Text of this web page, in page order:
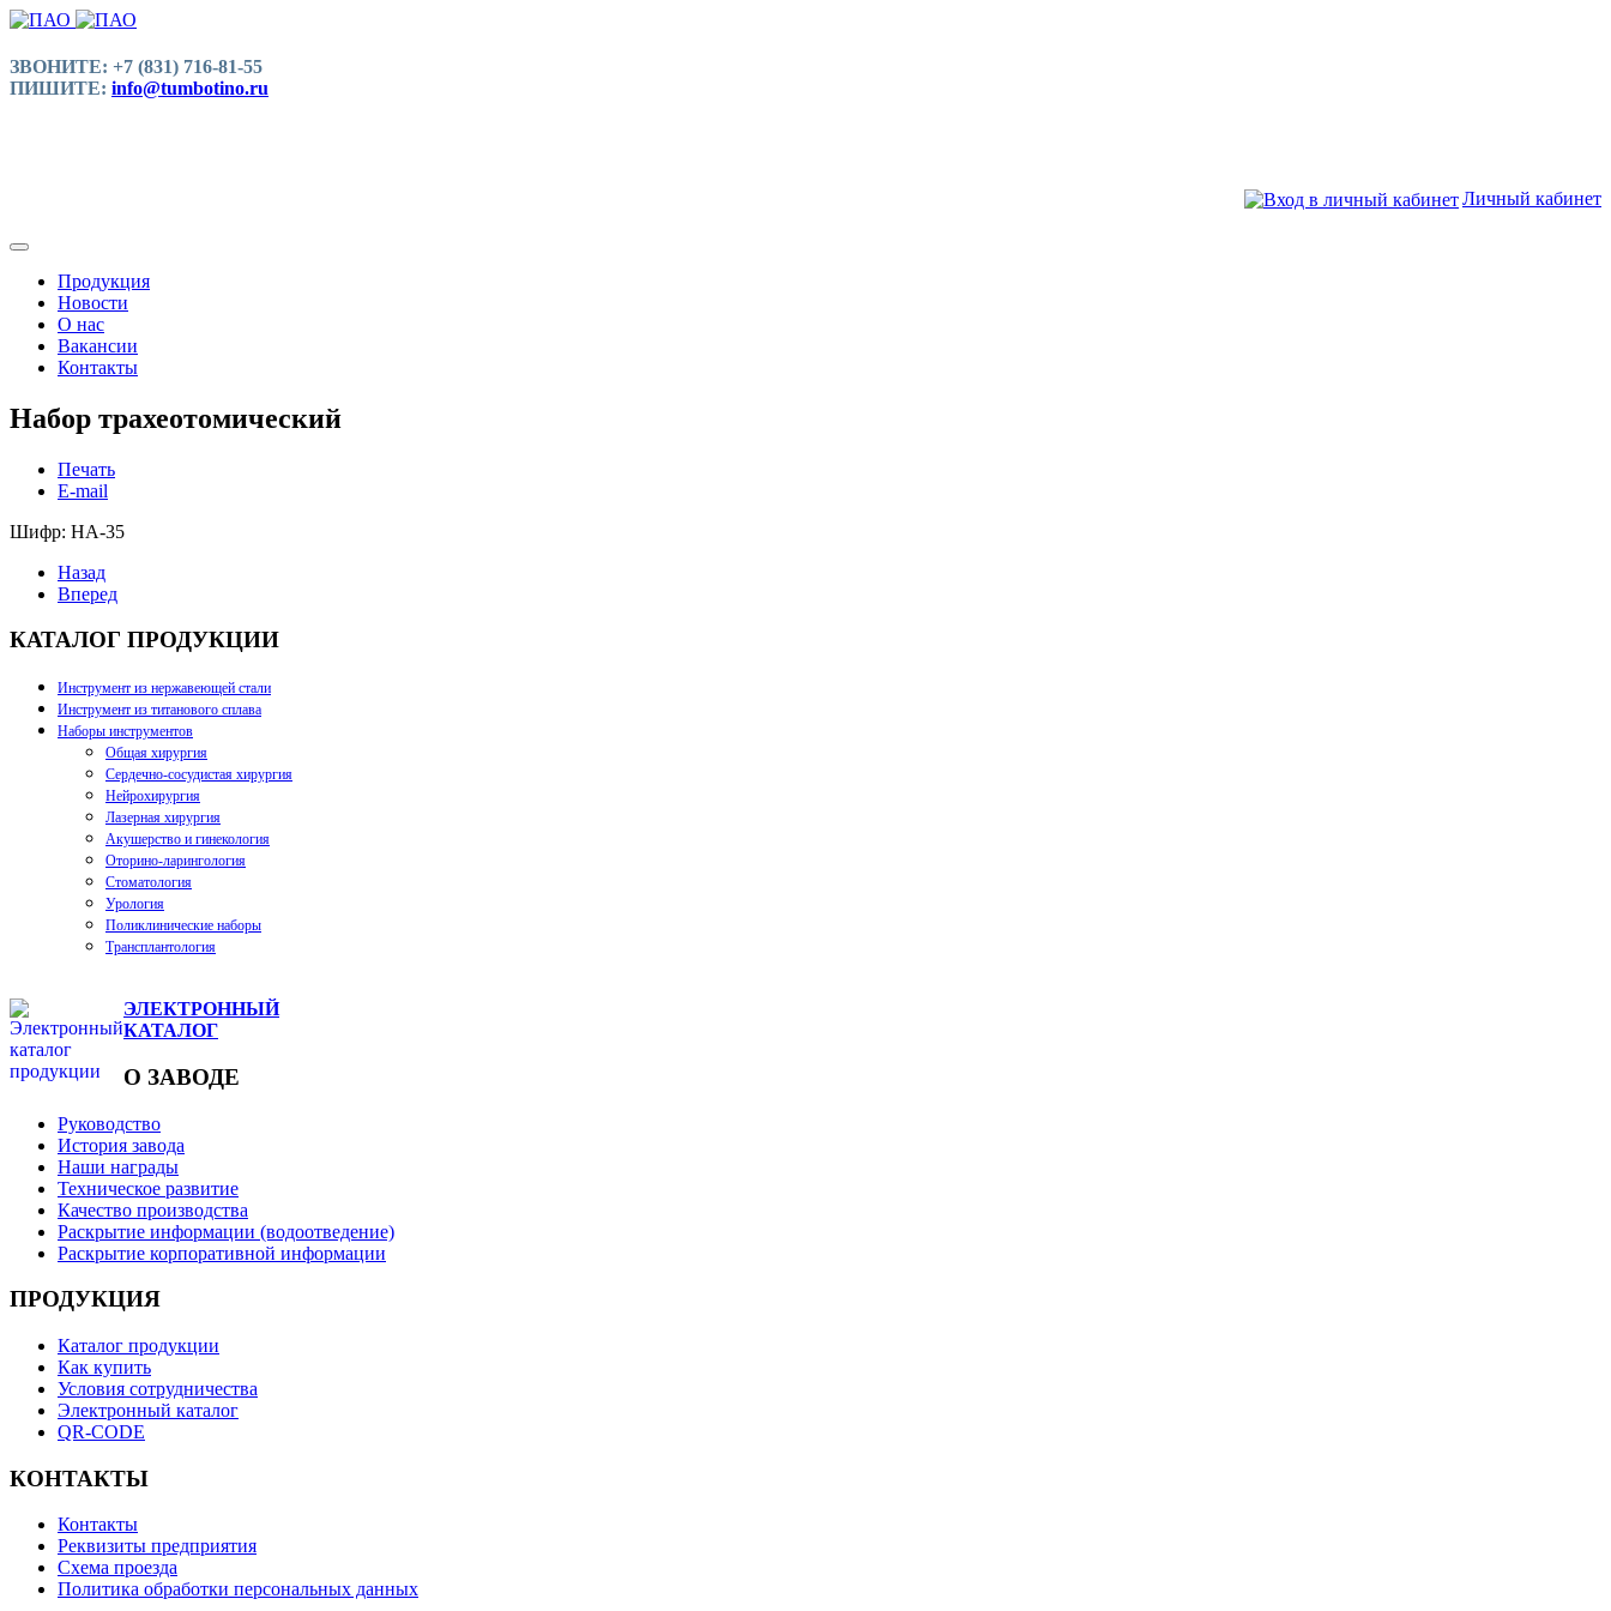
ЗВОНИТЕ: +7 (831) 716-81-55
ПИШИТЕ: info@tumbotino.ru
Личный кабинет
Продукция
Новости
О нас
Вакансии
Контакты
Набор трахеотомический
Печать
E-mail
Шифр: HА-35
Назад
Вперед
КАТАЛОГ ПРОДУКЦИИ
Инструмент из нержавеющей стали
Инструмент из титанового сплава
Наборы инструментов
Общая хирургия
Сердечно-сосудистая хирургия
Нейрохирургия
Лазерная хирургия
Акушерство и гинекология
Оторино-ларингология
Стоматология
Урология
Поликлинические наборы
Трансплантология
ЭЛЕКТРОННЫЙ
КАТАЛОГ
О ЗАВОДЕ
Руководство
История завода
Наши награды
Техническое развитие
Качество производства
Раскрытие информации (водоотведение)
Раскрытие корпоративной информации
ПРОДУКЦИЯ
Каталог продукции
Как купить
Условия сотрудничества
Электронный каталог
QR-CODE
КОНТАКТЫ
Контакты
Реквизиты предприятия
Схема проезда
Политика обработки персональных данных